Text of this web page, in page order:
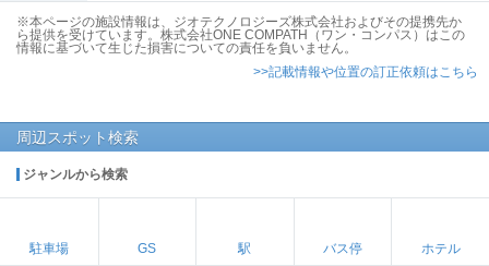
※本ページの施設情報は、ジオテクノロジーズ株式会社およびその提携先か
ら提供を受けています。株式会社ONE COMPATH（ワン・コンパス）はこの
情報に基づいて生じた損害についての責任を負いません。
>>記載情報や位置の訂正依頼はこちら
周辺スポット検索
ジャンルから検索
駐車場 GS 駅 バス停 ホテル